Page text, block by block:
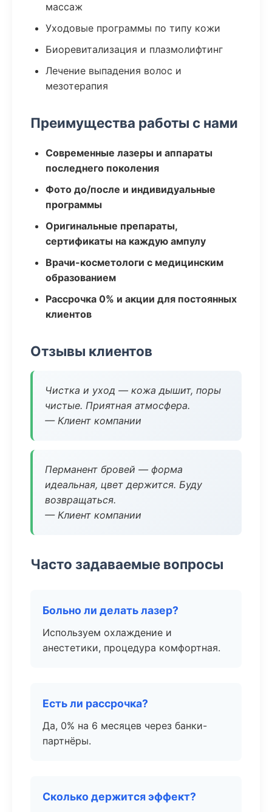
массаж
Уходовые программы по типу кожи
Биоревитализация и плазмолифтинг
Лечение выпадения волос и
мезотерапия
Преимущества работы с нами
Современные лазеры и аппараты
последнего поколения
Фото до/после и индивидуальные
программы
Оригинальные препараты,
сертификаты на каждую ампулу
Врачи-косметологи с медицинским
образованием
Рассрочка 0% и акции для постоянных
клиентов
Отзывы клиентов
Чистка и уход — кожа дышит, поры
чистые. Приятная атмосфера.
— Клиент компании
Перманент бровей — форма
идеальная, цвет держится. Буду
возвращаться.
— Клиент компании
Часто задаваемые вопросы
Больно ли делать лазер?
Используем охлаждение и
анестетики, процедура комфортная.
Есть ли рассрочка?
Да, 0% на 6 месяцев через банки-
партнёры.
Сколько держится эффект?